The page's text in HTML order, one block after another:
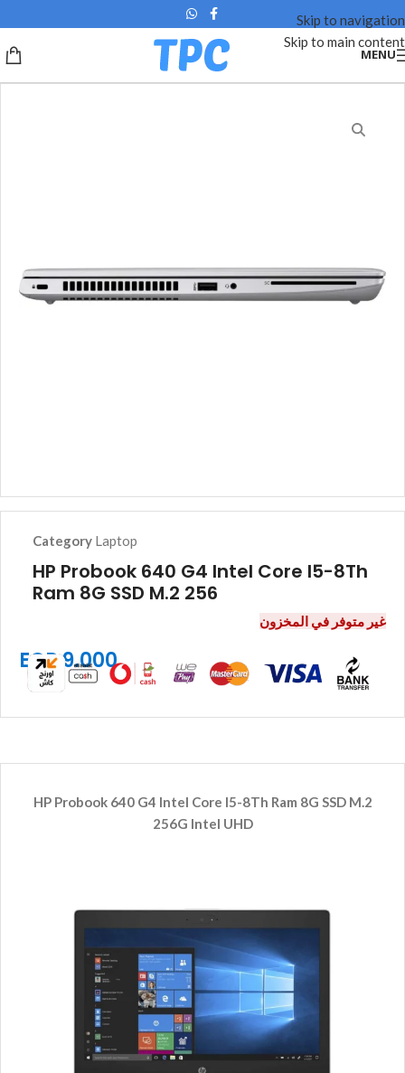
Skip to navigation
Skip to main content
MENU
Category Laptop
HP Probook 640 G4 Intel Core I5-8Th
Ram 8G SSD M.2 256
EGP9.000
غير متوفر في المخزون
HP Probook 640 G4 Intel Core I5-8Th Ram 8G SSD M.2
256G Intel UHD